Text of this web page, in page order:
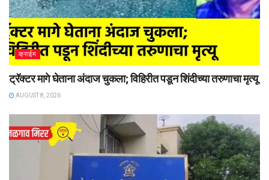
क्राईम
ट्रॅक्टर मागे घेताना अंदाज चुकला; विहिरीत पडून शिंदीच्या तरुणाचा मृत्यू
AUGUST 8, 2026